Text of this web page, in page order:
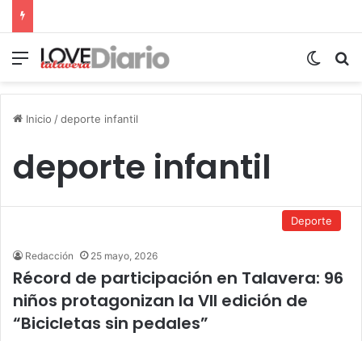
Menú
Inicio /deporte infantil
deporte infantil
Deporte
Redacción 25 mayo, 2026
Récord de participación en Talavera: 96
niños protagonizan la VII edición de
“Bicicletas sin pedales”